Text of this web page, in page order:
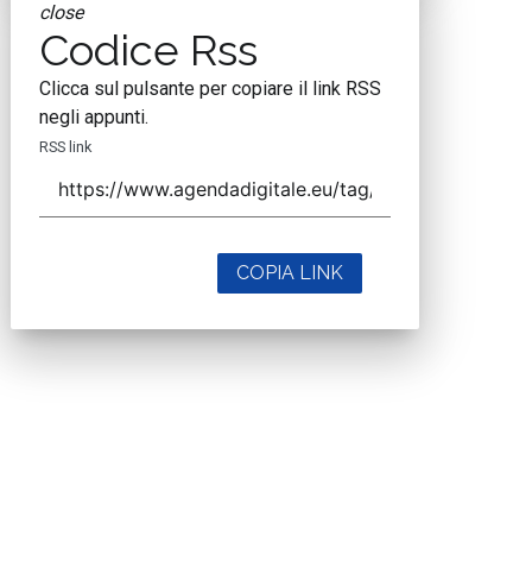
close
Codice Rss
Clicca sul pulsante per copiare il link RSS
negli appunti.
RSS link
COPIA LINK